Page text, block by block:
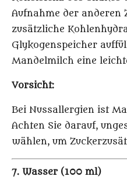
Aufnahme der anderen
zusätzliche
Glykogenspeicher
Mandelmilch eine
Vorsicht:
Bei Nussallergien ist
Achten Sie darauf,
wählen, um
7. Wasser (100 ml)